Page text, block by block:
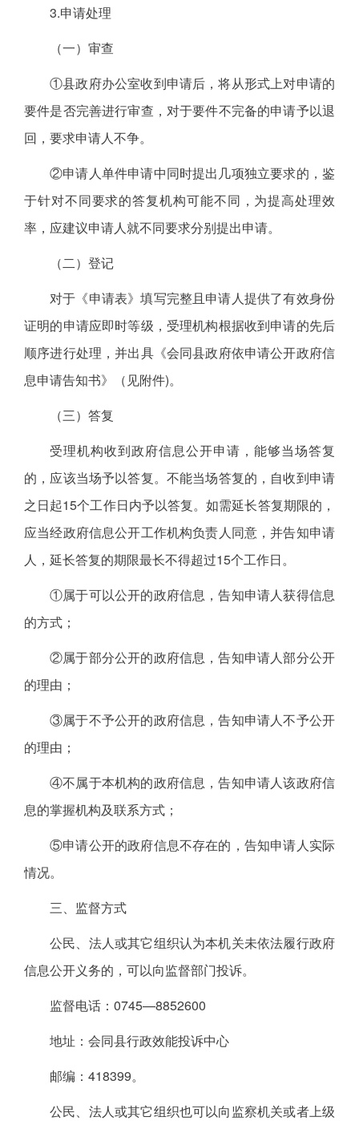
3.申请处理
（一）审查
①县政府办公室收到申请后，将从形式上对申请的
要件是否完善进行审查，对于要件不完备的申请予以退
回，要求申请人不争。
②申请人单件申请中同时提出几项独立要求的，鉴
于针对不同要求的答复机构可能不同，为提高处理效
率，应建议申请人就不同要求分别提出申请。
（二）登记
对于《申请表》填写完整且申请人提供了有效身份
证明的申请应即时等级，受理机构根据收到申请的先后
顺序进行处理，并出具《会同县政府依申请公开政府信
息申请告知书》（见附件)。
（三）答复
受理机构收到政府信息公开申请，能够当场答复
的，应该当场予以答复。不能当场答复的，自收到申请
之日起15个工作日内予以答复。如需延长答复期限的，
应当经政府信息公开工作机构负责人同意，并告知申请
人，延长答复的期限最长不得超过15个工作日。
①属于可以公开的政府信息，告知申请人获得信息
的方式；
②属于部分公开的政府信息，告知申请人部分公开
的理由；
③属于不予公开的政府信息，告知申请人不予公开
的理由；
④不属于本机构的政府信息，告知申请人该政府信
息的掌握机构及联系方式；
⑤申请公开的政府信息不存在的，告知申请人实际
情况。
三、监督方式
公民、法人或其它组织认为本机关未依法履行政府
信息公开义务的，可以向监督部门投诉。
监督电话：0745—8852600
地址：会同县行政效能投诉中心
邮编：418399。
公民、法人或其它组织也可以向监察机关或者上级